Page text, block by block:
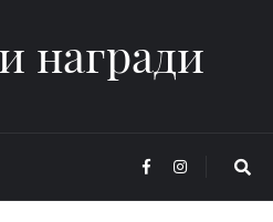
награди